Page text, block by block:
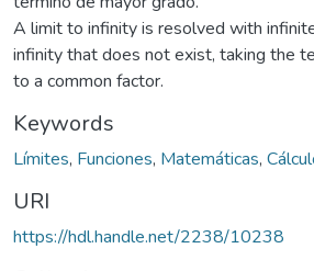
A limit to infinity is resolved with
infinity that does not exist, taking the
to a common factor.
Keywords
Límites, Funciones, Matemáticas,
URI
https://hdl.handle.net/2238/10238